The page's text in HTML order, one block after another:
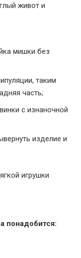
живот и
мишки без
таким
часть;
с изнаночной
изделие и
игрушки
понадобится: